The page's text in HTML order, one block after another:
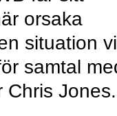
orsaka
situation vi
samtal
Chris Jones.